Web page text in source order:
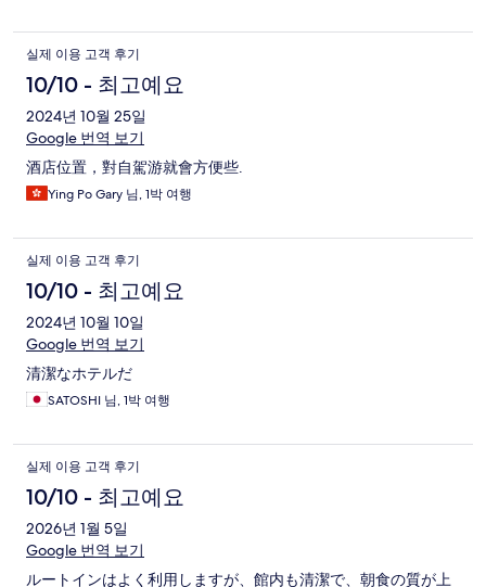
실제 이용 고객 후기
10/10 - 최고예요
2024년 10월 25일
Google 번역 보기
酒店位置，對自駕游就會方便些.
Ying Po Gary 님, 1박 여행
실제 이용 고객 후기
10/10 - 최고예요
2024년 10월 10일
Google 번역 보기
清潔なホテルだ
SATOSHI 님, 1박 여행
실제 이용 고객 후기
10/10 - 최고예요
2026년 1월 5일
Google 번역 보기
ルートインはよく利用しますが、館内も清潔で、朝食の質が上